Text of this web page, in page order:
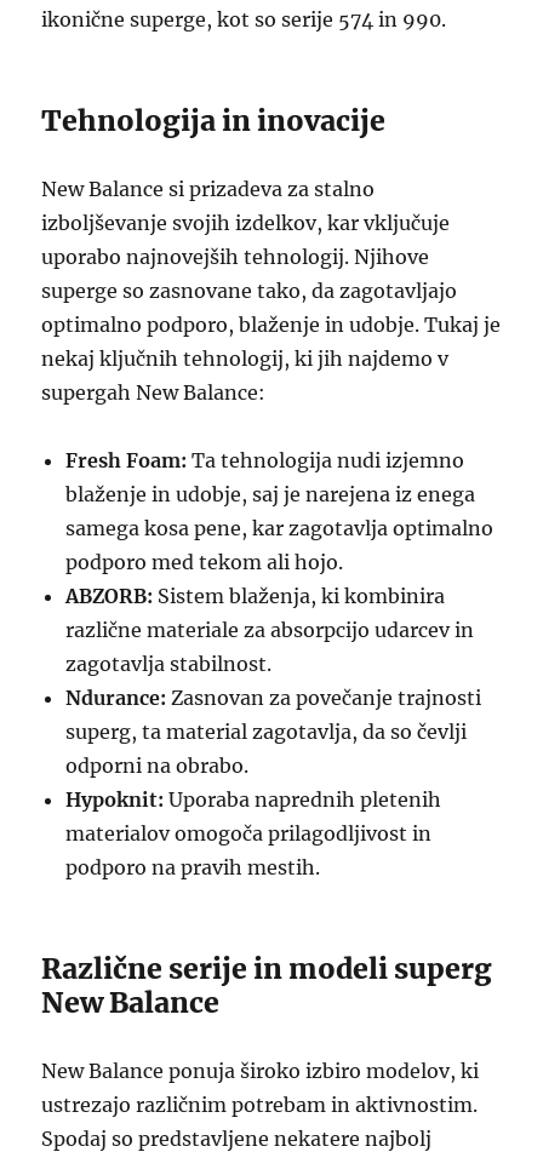
ikonične superge, kot so serije 574 in 990.
Tehnologija in inovacije
New Balance si prizadeva za stalno
izboljševanje svojih izdelkov, kar vključuje
uporabo najnovejših tehnologij. Njihove
superge so zasnovane tako, da zagotavljajo
optimalno podporo, blaženje in udobje. Tukaj je
nekaj ključnih tehnologij, ki jih najdemo v
supergah New Balance:
Fresh Foam: Ta tehnologija nudi izjemno
blaženje in udobje, saj je narejena iz enega
samega kosa pene, kar zagotavlja optimalno
podporo med tekom ali hojo.
ABZORB: Sistem blaženja, ki kombinira
različne materiale za absorpcijo udarcev in
zagotavlja stabilnost.
Ndurance: Zasnovan za povečanje trajnosti
superg, ta material zagotavlja, da so čevlji
odporni na obrabo.
Hypoknit: Uporaba naprednih pletenih
materialov omogoča prilagodljivost in
podporo na pravih mestih.
Različne serije in modeli superg
New Balance
New Balance ponuja široko izbiro modelov, ki
ustrezajo različnim potrebam in aktivnostim.
Spodaj so predstavljene nekatere najbolj